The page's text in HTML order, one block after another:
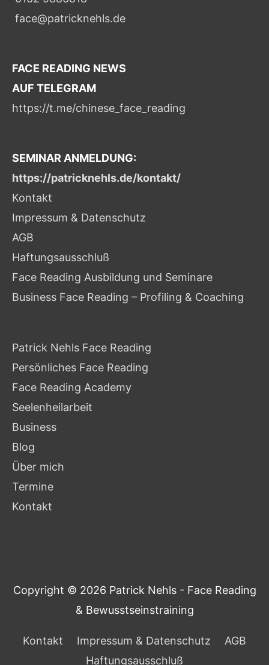
face@patricknehls.de
FACE READING NEWS
AUF TELEGRAM
https://t.me/chinese_face_reading
SEMINAR ANMELDUNG:
https://patricknehls.de/kontakt/
Kontakt
Impressum & Datenschutz
AGB
Haftungsausschluß
Face Reading Ausbildung und Seminare
Business Face Reading – Profiling & Coaching
Patrick Nehls Face Reading
Persönliches Face Reading
Face Reading Academy
Seelenheilarbeit
Business
Blog
Über mich
Termine
Kontakt
Copyright © 2026 Patrick Nehls - Face Reading
& Bewusstseinstraining
Kontakt Impressum & Datenschutz
AGB
Haftungsausschluß